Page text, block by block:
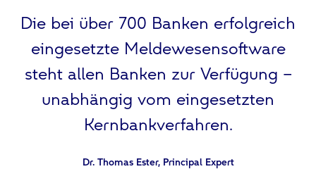
Die bei über 700 Banken erfolgreich
eingesetzte Meldewesensoftware
steht allen Banken zur Verfügung –
unabhängig vom eingesetzten
Kernbankverfahren.
Dr. Thomas Ester, Principal Expert